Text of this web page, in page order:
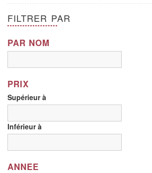
FILTRER PAR
PAR NOM
PRIX
Supérieur à
Inférieur à
ANNEE